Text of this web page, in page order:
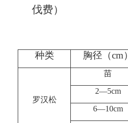
伐费）
种类 胸径（cm）
罗汉松
苗
2—5cm
6—10cm